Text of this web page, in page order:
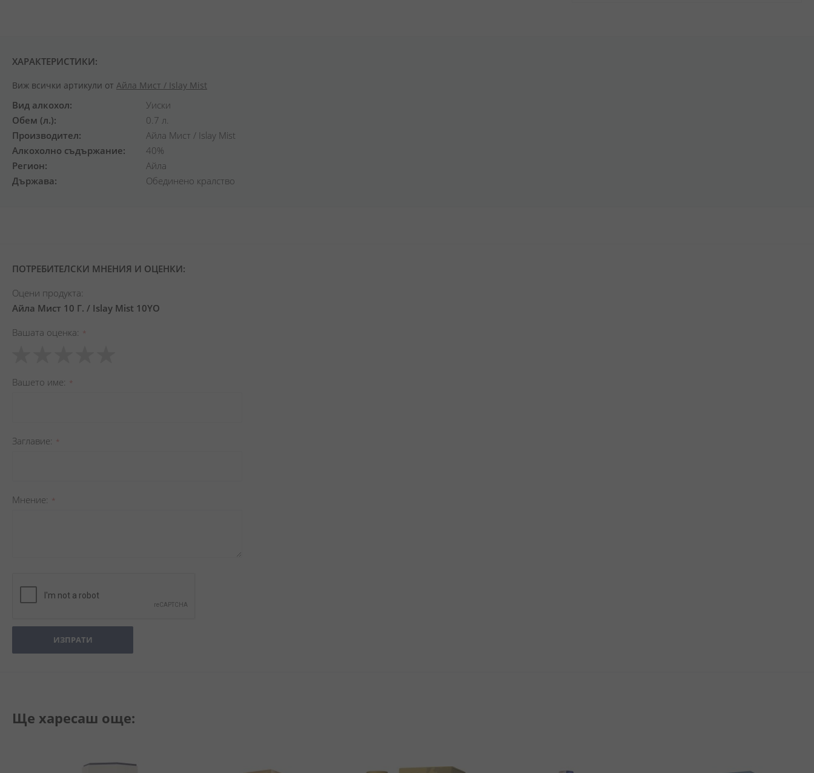
ХАРАКТЕРИСТИКИ:
Виж всички артикули от Айла Мист / Islay Mist
Вид алкохол
Уиски
Обем (л.)
0.7 л.
Производител
Айла Мист / Islay Mist
Алкохолно съдържание
40%
Регион
Айла
Държава
Обединено кралство
ПОТРЕБИТЕЛСКИ МНЕНИЯ И ОЦЕНКИ:
Оцени продукта:
Айла Мист 10 Г. / Islay Mist 10YO
Вашата оценка
star
stars
stars
stars
stars
Вашето име
Заглавиe
Мнение
ИЗПРАТИ
Ще харесаш още: